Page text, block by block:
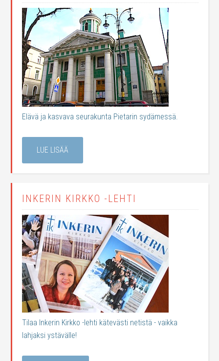
Elävä ja kasvava seurakunta Pietarin sydämessä.
LUE LISÄÄ
INKERIN KIRKKO -LEHTI
Tilaa Inkerin Kirkko -lehti kätevästi netistä - vaikka
lahjaksi ystävälle!